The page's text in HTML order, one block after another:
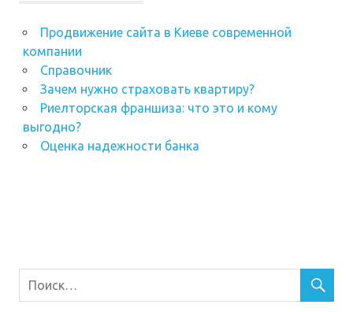
Продвижение сайта в Киеве современной
компании
Справочник
Зачем нужно страховать квартиру?
Риелторская франшиза: что это и кому
выгодно?
Оценка надежности банка